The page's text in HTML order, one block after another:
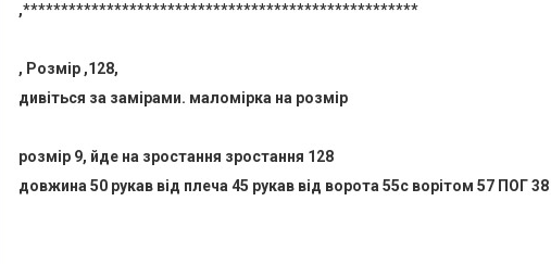
,****************************************************
, Розмір ,128,
дивіться за замірами. маломірка на розмір
розмір 9, йде на зростання зростання 128
довжина 50 рукав від плеча 45 рукав від ворота 55с ворітом 57 ПОГ 38